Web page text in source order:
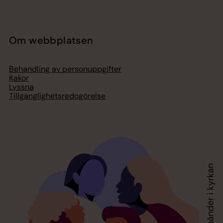
Om webbplatsen
Behandling av personuppgifter
Kakor
Lyssna
Tillgänglighetsredogörelse